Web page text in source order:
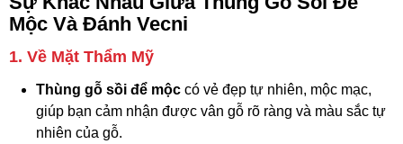
Mộc Và Đánh Vecni
1. Về Mặt Thẩm Mỹ
Thùng gỗ sồi để mộc có vẻ đẹp tự nhiên, mộc mạc,
giúp bạn cảm nhận được vân gỗ rõ ràng và màu sắc tự
nhiên của gỗ.